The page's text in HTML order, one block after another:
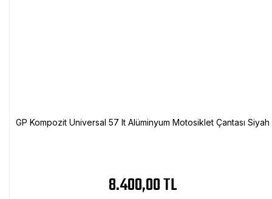
GP Kompozit Universal 57 lt Alüminyum Motosiklet Çantası Siyah
8.400,00 TL